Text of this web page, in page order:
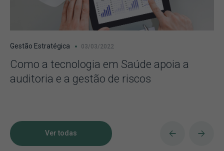
Gestão Estratégica 03/03/2022
Como a tecnologia em Saúde apoia a
auditoria e a gestão de riscos
Ver todas